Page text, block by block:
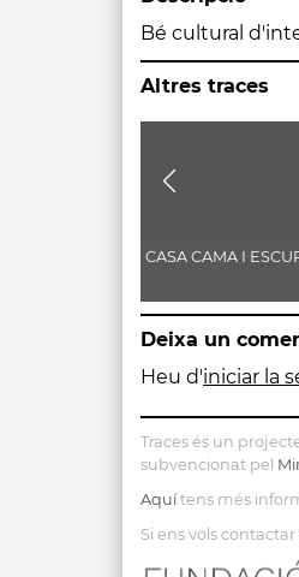
Bé cultural
Altres traces
CASA CAMA I
Deixa un
Heu d'iniciar la
Traces és un
subvencionat pel
Aquítens més
Si ens vols